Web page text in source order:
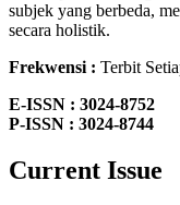
subjek yang berbeda,
secara holistik.
Frekwensi : Terbit
E-ISSN : 3024-8752
P-ISSN : 3024-8744
Current Issue